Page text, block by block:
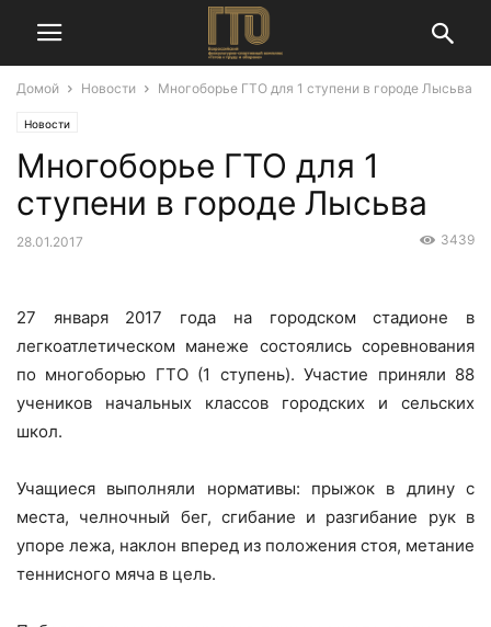
Домой Новости Многоборье ГТО для 1 ступени в городе Лысьва
Новости
Многоборье ГТО для 1
ступени в городе Лысьва
28.01.2017 3439
27 января 2017 года на городском стадионе в
легкоатлетическом манеже состоялись соревнования
по многоборью ГТО (1 ступень). Участие приняли 88
учеников начальных классов городских и сельских
школ.
Учащиеся выполняли нормативы: прыжок в длину с
места, челночный бег, сгибание и разгибание рук в
упоре лежа, наклон вперед из положения стоя, метание
теннисного мяча в цель.